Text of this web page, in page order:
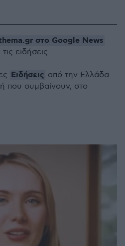
στο Google News
ειδήσεις
Ειδήσεις από την Ελλάδα
που συμβαίνουν, στο